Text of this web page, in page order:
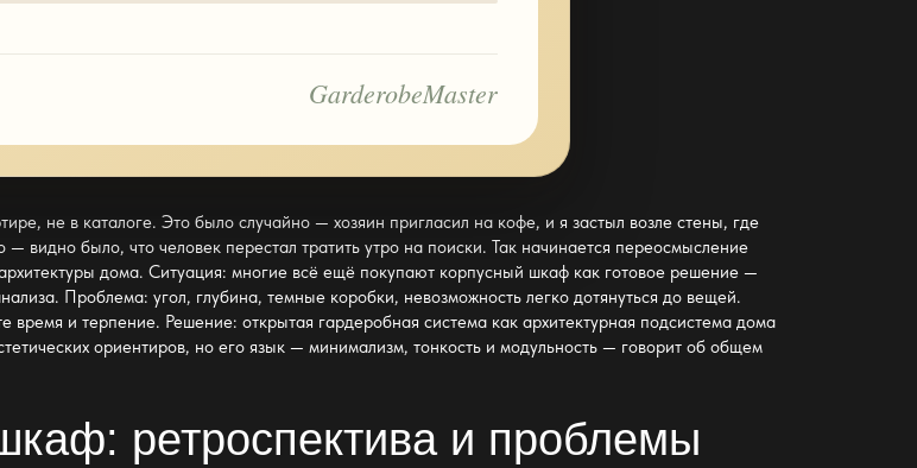
GarderobeMaster
не в каталоге. Это было случайно — хозяин пригласил на кофе, и я застыл возле стены, где
видно было, что человек перестал тратить утро на поиски. Так начинается переосмысление
дома. Ситуация: многие всё ещё покупают корпусный шкаф как готовое решение —
Проблема: угол, глубина, темные коробки, невозможность легко дотянуться до вещей.
время и терпение. Решение: открытая гардеробная система как архитектурная подсистема дома
ориентиров, но его язык — минимализм, тонкость и модульность — говорит об общем
ретроспектива и проблемы